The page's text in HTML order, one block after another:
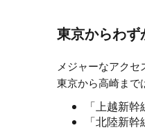
東京からわず
メジャーなアクセ
東京から高崎まで
「上越新
「北陸新